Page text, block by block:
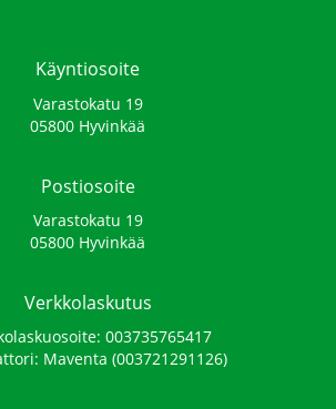
Käyntiosoite
Varastokatu 19
05800 Hyvinkää
Postiosoite
Varastokatu 19
05800 Hyvinkää
Verkkolaskutus
003735765417
Maventa (003721291126)